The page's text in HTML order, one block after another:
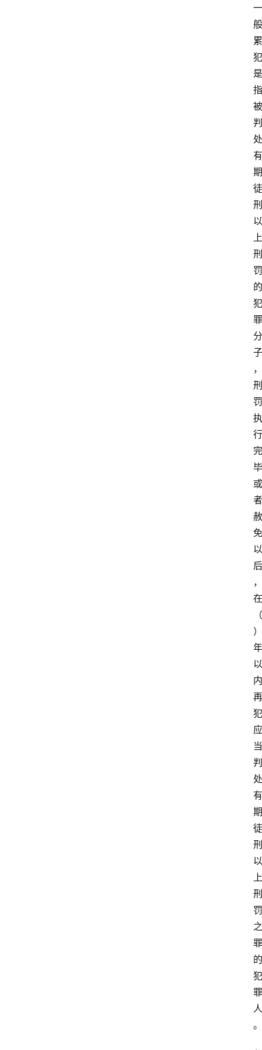
一
般
累
犯
是
指
被
判
处
有
期
徒
刑
以
上
刑
罚
的
犯
罪
分
子
，
刑
罚
执
行
完
毕
或
者
赦
免
以
后
，
在
（
）
年
以
内
再
犯
应
当
判
处
有
期
徒
刑
以
上
刑
罚
之
罪
的
犯
罪
人
。